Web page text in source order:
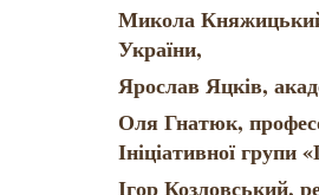
Микола
України,
Ярослав Яцків,
Оля Гнатюк,
Ініціативної групи
Ігор Козловський,